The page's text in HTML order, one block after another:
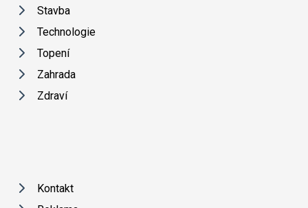
Stavba
Technologie
Topení
Zahrada
Zdraví
Kontakt